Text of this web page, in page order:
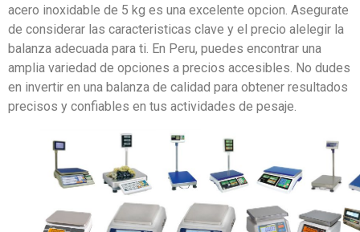
acero inoxidable de 5 kg es una excelente opcion. Asegurate
de considerar las caracteristicas clave y el precio alelegir la
balanza adecuada para ti. En Peru, puedes encontrar una
amplia variedad de opciones a precios accesibles. No dudes
en invertir en una balanza de calidad para obtener resultados
precisos y confiables en tus actividades de pesaje.